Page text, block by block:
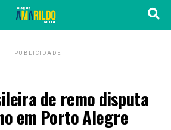
PUBLICIDADE
de remo disputa
em Porto Alegre